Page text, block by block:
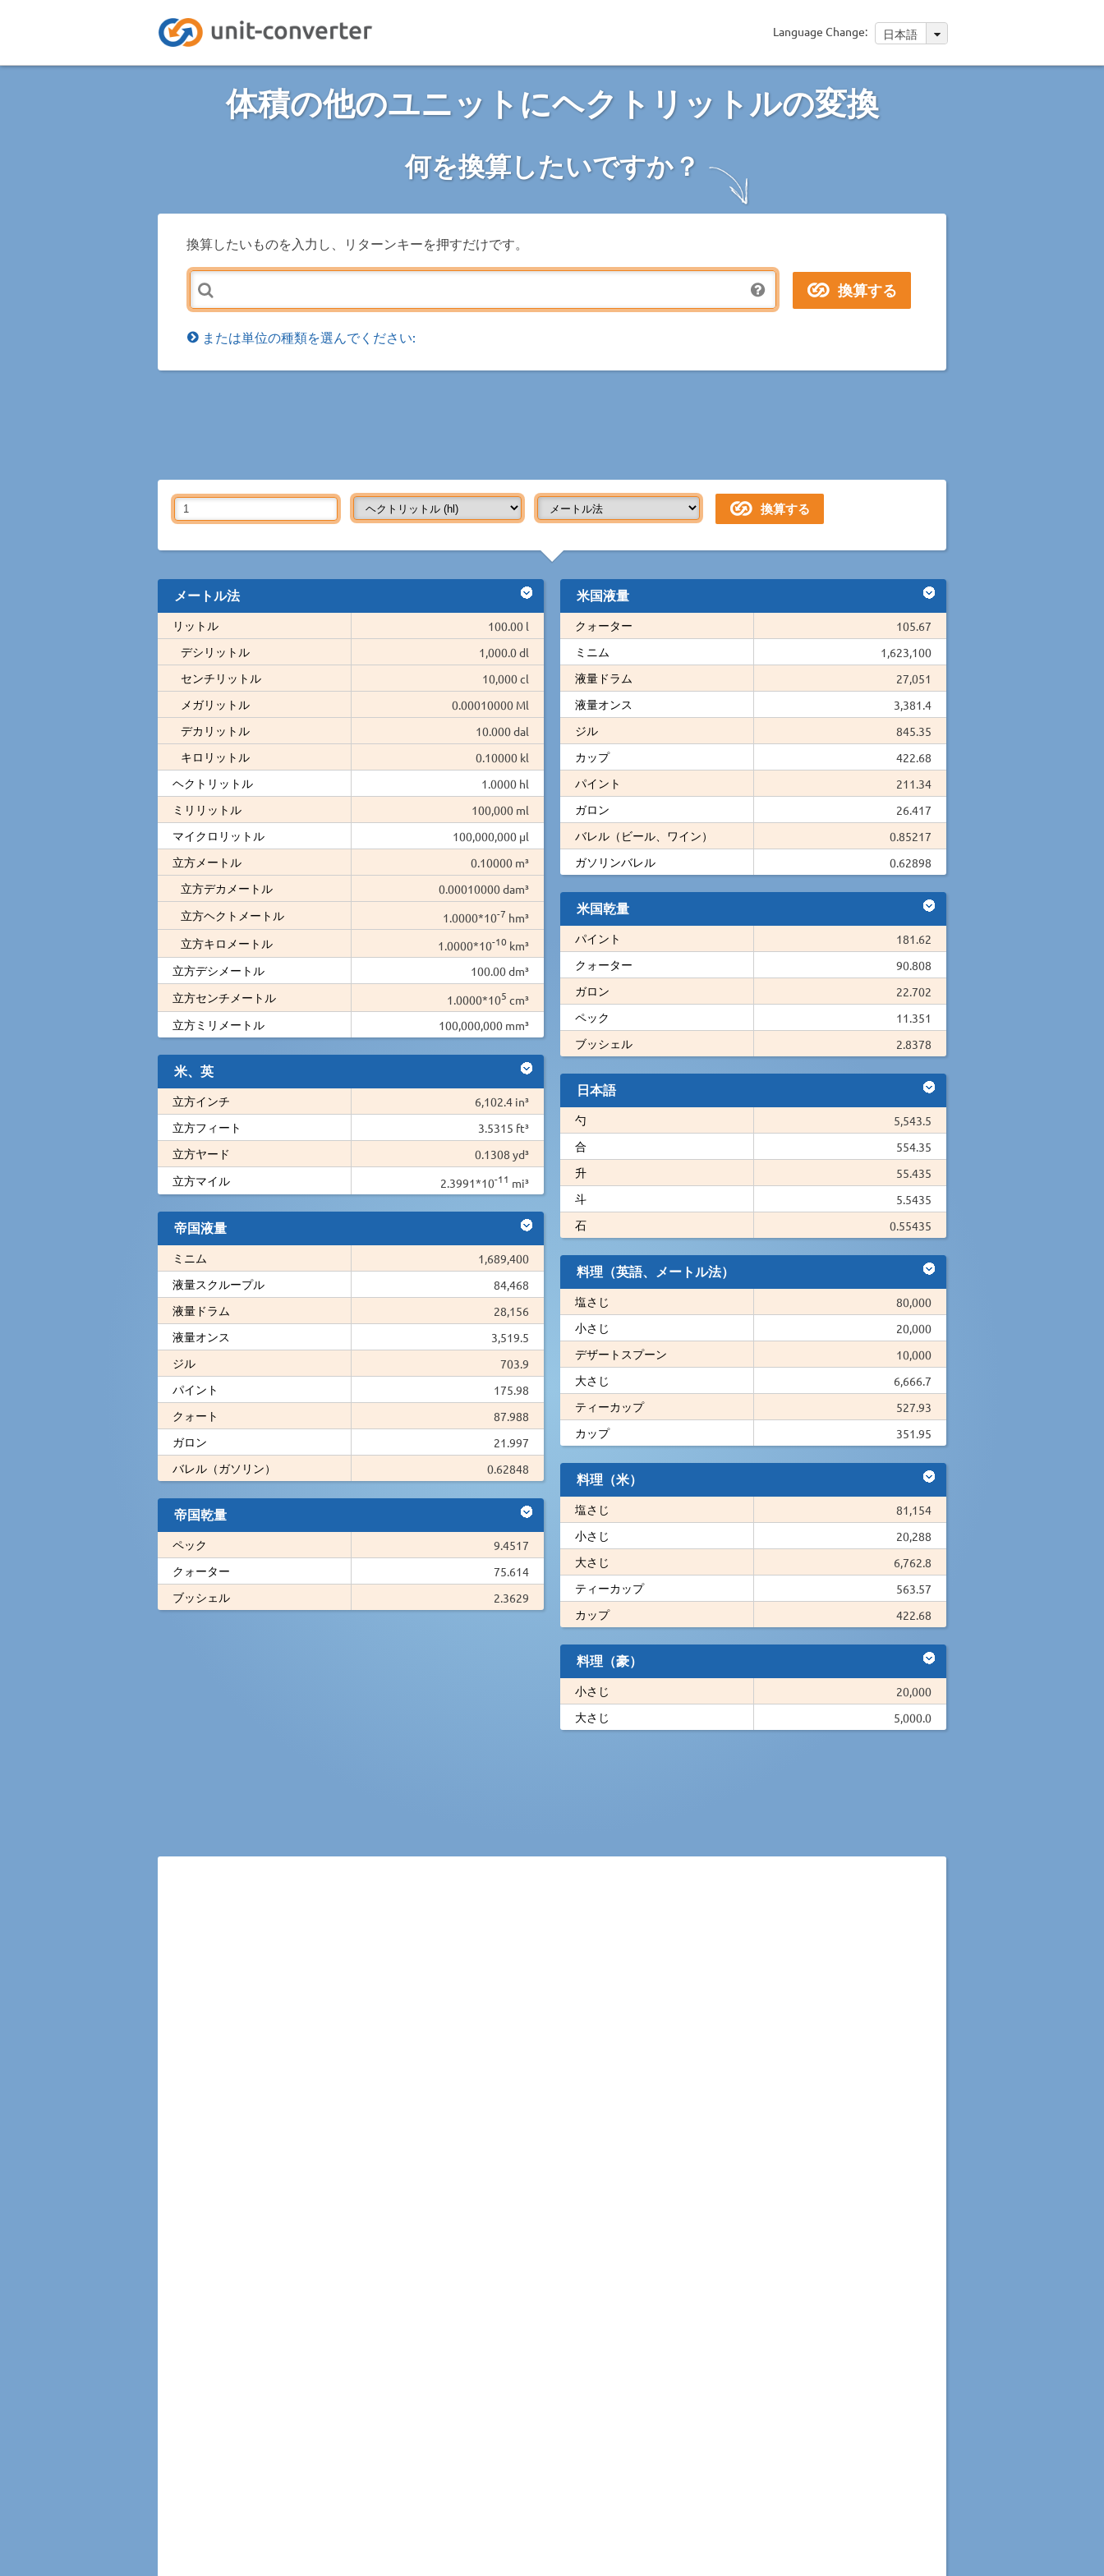
Language Change: 日本語
体積の他のユニットにヘクトリットルの変換
何を換算したいですか？
換算したいものを入力し、リターンキーを押すだけです。
または単位の種類を選んでください:
メートル法
リットル
100.00 l
デシリットル
1,000.0 dl
センチリットル
10,000 cl
メガリットル
0.00010000 Ml
デカリットル
10.000 dal
キロリットル
0.10000 kl
ヘクトリットル
1.0000 hl
ミリリットル
100,000 ml
マイクロリットル
100,000,000 µl
立方メートル
0.10000 m³
立方デカメートル
0.00010000 dam³
立方ヘクトメートル
1.0000*10-7 hm³
立方キロメートル
1.0000*10-10 km³
立方デシメートル
100.00 dm³
立方センチメートル
1.0000*105 cm³
立方ミリメートル
100,000,000 mm³
米、英
立方インチ
6,102.4 in³
立方フィート
3.5315 ft³
立方ヤード
0.1308 yd³
立方マイル
2.3991*10-11 mi³
帝国液量
ミニム
1,689,400
液量スクループル
84,468
液量ドラム
28,156
液量オンス
3,519.5
ジル
703.9
パイント
175.98
クォート
87.988
ガロン
21.997
バレル（ガソリン）
0.62848
帝国乾量
ペック
9.4517
クォーター
75.614
ブッシェル
2.3629
米国液量
クォーター
105.67
ミニム
1,623,100
液量ドラム
27,051
液量オンス
3,381.4
ジル
845.35
カップ
422.68
パイント
211.34
ガロン
26.417
バレル（ビール、ワイン）
0.85217
ガソリンバレル
0.62898
米国乾量
パイント
181.62
クォーター
90.808
ガロン
22.702
ペック
11.351
ブッシェル
2.8378
日本語
勺
5,543.5
合
554.35
升
55.435
斗
5.5435
石
0.55435
料理（英語、メートル法）
塩さじ
80,000
小さじ
20,000
デザートスプーン
10,000
大さじ
6,666.7
ティーカップ
527.93
カップ
351.95
料理（米）
塩さじ
81,154
小さじ
20,288
大さじ
6,762.8
ティーカップ
563.57
カップ
422.68
料理（豪）
小さじ
20,000
大さじ
5,000.0